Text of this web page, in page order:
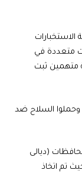
الاستخبارات
متعددة في
متهمين ثبت
وحملوا السلاح ضد
(ديالى
تم اتخاذ